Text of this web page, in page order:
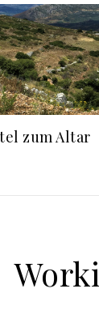
zum Altar